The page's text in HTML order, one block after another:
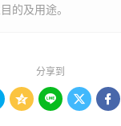
的及用途。
分享到
   